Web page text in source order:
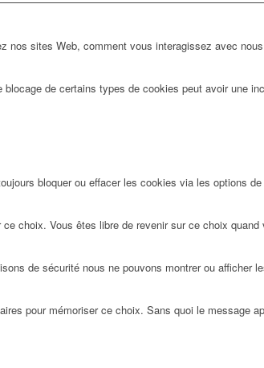
nos sites Web, comment vous interagissez avec
de certains types de cookies peut avoir une
bloquer ou effacer les cookies via les options
choix. Vous êtes libre de revenir sur ce choix
de sécurité nous ne pouvons montrer ou afficher
pour mémoriser ce choix. Sans quoi le message